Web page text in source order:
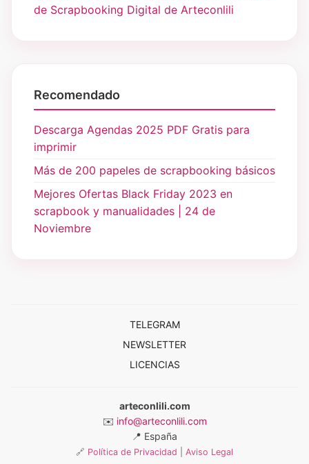
de Scrapbooking Digital de Arteconlili
Recomendado
Descarga Agendas 2025 PDF Gratis para
imprimir
Más de 200 papeles de scrapbooking básicos
Mejores Ofertas Black Friday 2023 en
scrapbook y manualidades | 24 de
Noviembre
TELEGRAM
NEWSLETTER
LICENCIAS
arteconlili.com
✉️ info@arteconlili.com
📍 España
🔗 Política de Privacidad Aviso Legal